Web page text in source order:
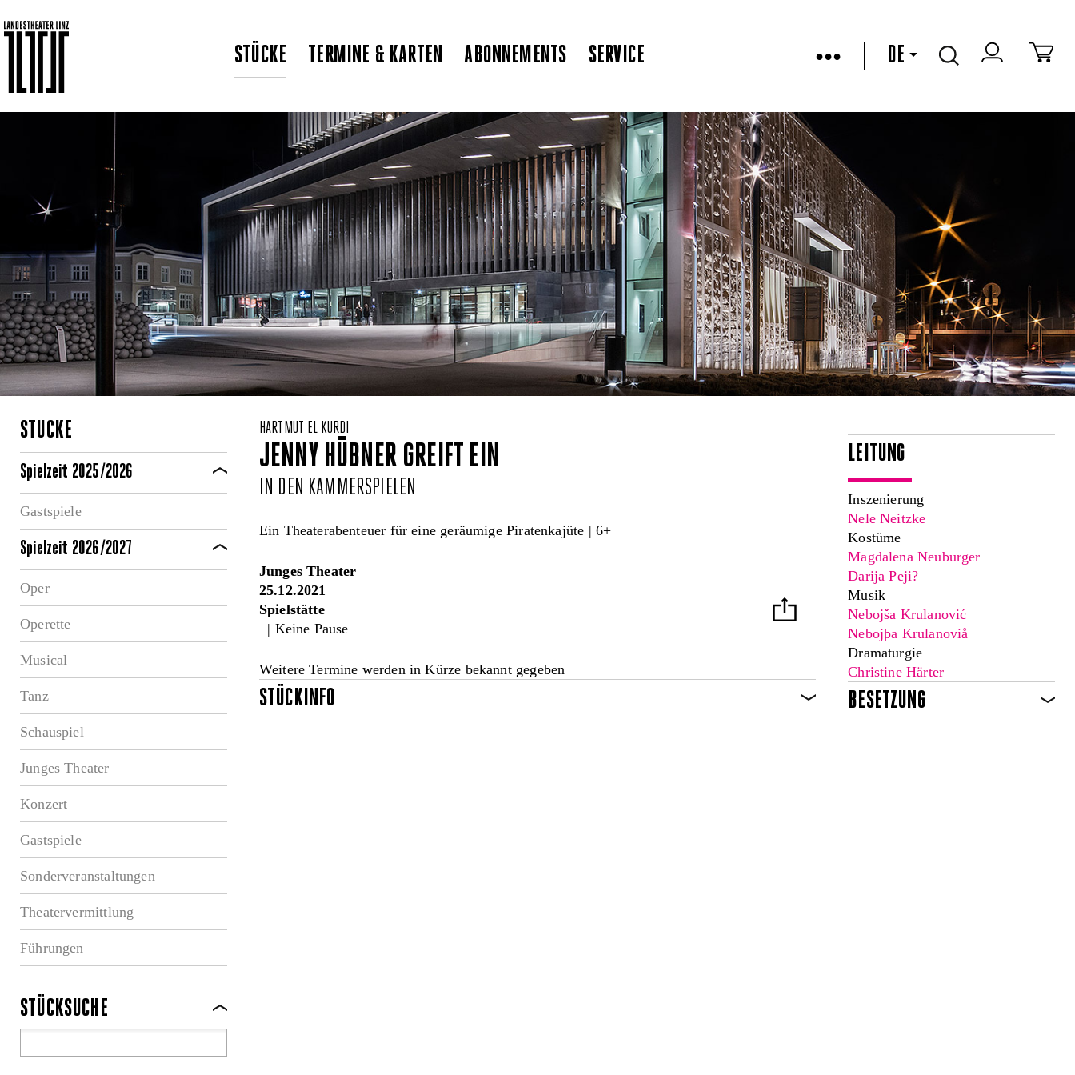
STÜCKE TERMINE & KARTEN ABONNEMENTS SERVICE ••• DE
STÜCKE
Spielzeit 2025/2026
Gastspiele
Spielzeit 2026/2027
Oper
Operette
Musical
Tanz
Schauspiel
Junges Theater
Konzert
Gastspiele
Sonderveranstaltungen
Theatervermittlung
Führungen
STÜCKSUCHE
HARTMUT EL KURDI
JENNY HÜBNER GREIFT EIN
IN DEN KAMMERSPIELEN
Ein Theaterabenteuer für eine geräumige Piratenkajüte | 6+
Junges Theater
25.12.2021
Spielstätte
| Keine Pause
Weitere Termine werden in Kürze bekannt gegeben
STÜCKINFO
LEITUNG
Inszenierung
Nele Neitzke
Kostüme
Magdalena Neuburger
Darija Peji?
Musik
Nebojša Krulanović
Nebojþa Krulanoviå
Dramaturgie
Christine Härter
BESETZUNG